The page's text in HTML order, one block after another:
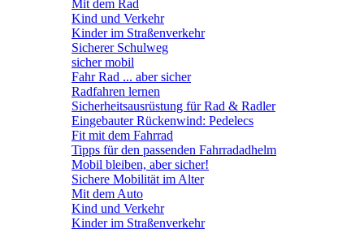
Mit dem Rad
Kind und Verkehr
Kinder im Straßenverkehr
Sicherer Schulweg
sicher mobil
Fahr Rad ... aber sicher
Radfahren lernen
Sicherheitsausrüstung für Rad & Radler
Eingebauter Rückenwind: Pedelecs
Fit mit dem Fahrrad
Tipps für den passenden Fahrradadhelm
Mobil bleiben, aber sicher!
Sichere Mobilität im Alter
Mit dem Auto
Kind und Verkehr
Kinder im Straßenverkehr